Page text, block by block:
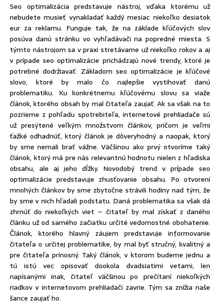
Seo optimalizácia predstavuje nástroj, vďaka ktorému už
nebudete musieť vynakladať každý mesiac niekoľko desiatok
eur za reklamu. Funguje tak, že na základe kľúčových slov
posúva danú stránku vo vyhľadávači na popredné miesta. S
týmto nástrojom sa v praxi stretávame už niekoľko rokov a aj
v prípade seo optimalizácie prichádzajú nové trendy, ktoré je
potrebné dodržiavať. Základom seo optimalizácie je kľúčové
slovo, ktoré by malo čo najlepšie vystihovať danú
problematiku. Ku konkrétnemu kľúčovému slovu sa viaže
článok, ktorého obsah by mal čitateľa zaujať. Ak sa však na to
pozrieme z pohľadu spotrebiteľa, internetové prehliadače sú
už presýtené veľkým množstvom článkov, pričom je veľmi
ťažké odhadnúť, ktorý článok je dôveryhodný a naopak, ktorý
by sme nemali brať vážne. Väčšinou ako prvý otvoríme taký
článok, ktorý má pre nás relevantnú hodnotu nielen z hľadiska
obsahu, ale aj jeho dĺžky. Novodobý trend v prípade seo
optimalizácie predstavuje zhusťovanie obsahu. Po otvorení
mnohých článkov by sme zbytočne strávili hodiny nad tým, že
by sme v nich hľadali podstatu. Daná problematika sa však dá
zhrnúť do niekoľkých viet – čitateľ by mal získať z daného
článku už od samého začiatku určité vedomostné obohatenie.
Článok, ktorého hlavný záujem predstavuje informovanie
čitateľa o určitej problematike, by mal byť stručný, kvalitný a
pre čitateľa prínosný. Taký článok, v ktorom budeme jednu a
tú istú vec opisovať dookola dvadsiatimi vetami, len
napísanými inak, čitateľ väčšinou po prečítaní niekoľkých
riadkov v internetovom prehliadači zavrie. Tým sa znížia naše
šance zaujať ho.